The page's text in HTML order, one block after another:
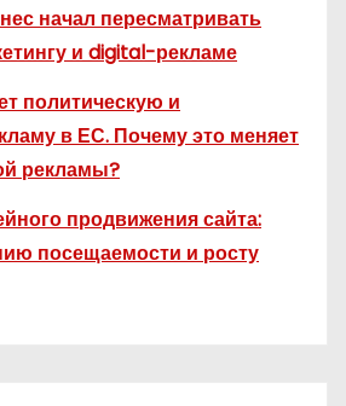
начал пересматривать
и digital-рекламе
политическую и
в ЕС. Почему это меняет
рекламы?
продвижения сайта:
посещаемости и росту